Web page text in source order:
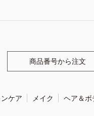
商品番号から注文
ケア メイク ヘア＆ボ